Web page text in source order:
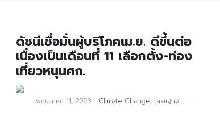
ดัชนีเชื่อมั่นผู้บริโภคเม.ย. ดีขึ้นต่อ
เนื่องเป็นเดือนที่ 11 เลือกตั้ง-ท่อง
เที่ยวหนุนศก.
พฤษภาคม 11, 2023 Climate Change, เศรษฐกิจ